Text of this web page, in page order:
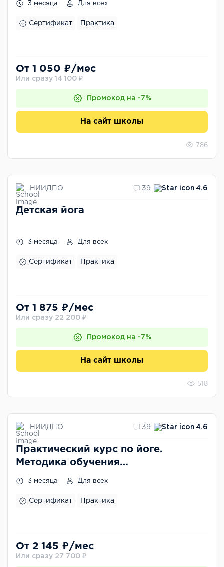
3 месяца Для всех
Сертификат Практика
От 1 050 ₽/мес
Или сразу 14 100 ₽
Промокод на -7%
На сайт школы
786
НИИДПО 39 4.6
Детская йога
3 месяца Для всех
Сертификат Практика
От 1 875 ₽/мес
Или сразу 22 200 ₽
Промокод на -7%
На сайт школы
518
НИИДПО 39 4.6
Практический курс по йоге.
Методика обучения
3 месяца Для всех
Сертификат Практика
От 2 145 ₽/мес
Или сразу 27 700 ₽